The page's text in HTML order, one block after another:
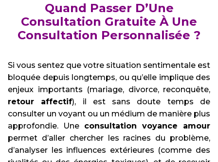
Quand Passer D’Une
Consultation Gratuite À Une
Consultation Personnalisée ?
Si vous sentez que votre situation sentimentale est
bloquée depuis longtemps, ou qu’elle implique des
enjeux importants (mariage, divorce, reconquête,
retour affectif), il est sans doute temps de
consulter un voyant ou un médium de manière plus
approfondie. Une consultation voyance amour
permet d’aller chercher les racines du problème,
d’analyser les influences extérieures (comme des